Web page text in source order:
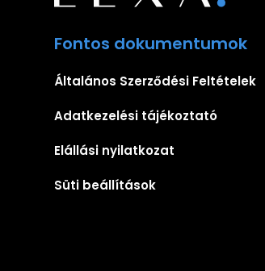
Fontos dokumentumok
Általános Szerződési Feltételek
Adatkezelési tájékoztató
Elállási nyilatkozat
Süti beállítások